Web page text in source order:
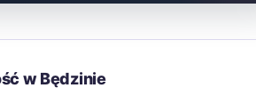
w Będzinie